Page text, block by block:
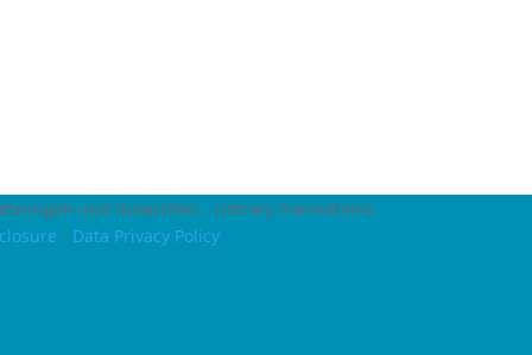
und Gutachten - Literary translations
- Data Privacy Policy